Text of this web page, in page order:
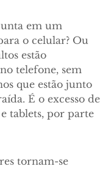
em um
o celular? Ou
estão
telefone, sem
que estão junto
É o excesso de
tablets, por parte
tornam-se